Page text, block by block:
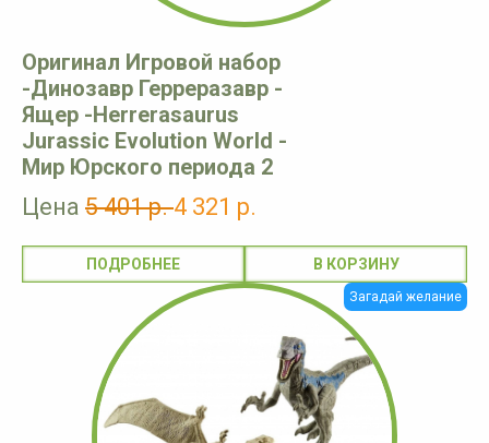
Оригинал Игровой набор
-Динозавр Герреразавр -
Ящер -Herrerasaurus
Jurassic Evolution World -
Мир Юрского периода 2
Цена 5 401 р.4 321 р.
ПОДРОБНЕЕ
Загадай желание